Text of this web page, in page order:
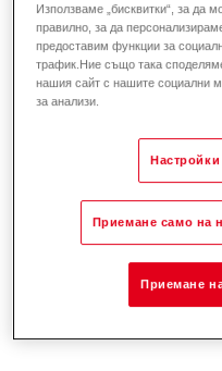
Обща площ
основната
която разполага
места и има
Залата е и
могат да се
презентации,
културни
Заложени
Използваме „бисквитки“, за да
правилно, за да
предоставим функции за
трафик.Ние също така
нашия сайт с нашите социални
за анализи.
Настройки
Приемане само на
Приемане